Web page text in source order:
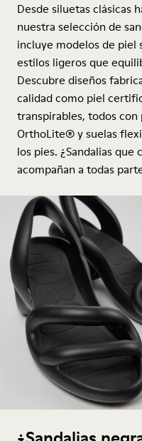
Desde siluetas clásicas
nuestra selección de
incluye modelos de piel
estilos ligeros que
Descubre diseños
calidad como piel
transpirables, todos con
OrthoLite® y suelas
los pies. ¿Sandaliasque
acompañan a todas